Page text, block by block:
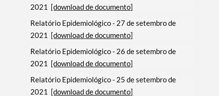
2021
[download de documento]
Relatório Epidemiológico - 27 de setembro de
2021
[download de documento]
Relatório Epidemiológico - 26 de setembro de
2021
[download de documento]
Relatório Epidemiológico - 25 de setembro de
2021
[download de documento]